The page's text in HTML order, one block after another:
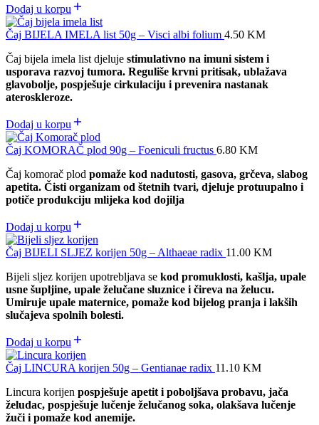
Dodaj u korpu
Čaj BIJELA IMELA list 50g – Visci albi folium 4.50 KM
Čaj bijela imela list djeluje stimulativno na imuni sistem i
usporava razvoj tumora. Reguliše krvni pritisak, ublažava
glavobolje, pospješuje cirkulaciju i prevenira nastanak
ateroskleroze.
Dodaj u korpu
Čaj KOMORAČ plod 90g – Foeniculi fructus 6.80 KM
Čaj komorač plod pomaže kod nadutosti, gasova, grčeva, slabog
apetita. Čisti organizam od štetnih tvari, djeluje protuupalno i
potiče produkciju mlijeka kod dojilja
Dodaj u korpu
Čaj BIJELI SLJEZ korijen 50g – Althaeae radix 11.00 KM
Bijeli sljez korijen upotrebljava se kod promuklosti, kašlja, upale
usne šupljine, upale želučane sluznice i čireva na želucu.
Umiruje upale maternice, pomaže kod bijelog pranja i lakših
slučajeva spolnih bolesti.
Dodaj u korpu
Čaj LINCURA korijen 50g – Gentianae radix 11.10 KM
Lincura korijen pospješuje apetit i poboljšava probavu, jača
želudac, pospješuje lučenje želučanog soka, olakšava lučenje
žuči i pomaže kod anemije.